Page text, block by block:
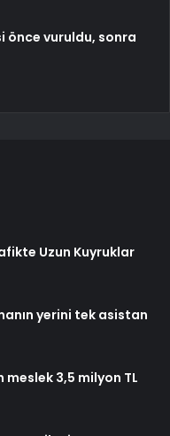
önce vuruldu, sonra
Uzun Kuyruklar
yerini tek asistan
3,5 milyon TL